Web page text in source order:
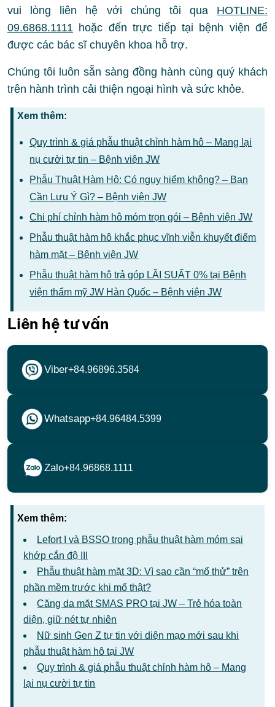
vui lòng liên hệ với chúng tôi qua HOTLINE:
09.6868.1111 hoặc đến trực tiếp tại bệnh viện để
được các bác sĩ chuyên khoa hỗ trợ.
Chúng tôi luôn sẵn sàng đồng hành cùng quý khách
trên hành trình cải thiện ngoại hình và sức khỏe.
Xem thêm:
Quy trình & giá phẫu thuật chỉnh hàm hô – Mang lại
nụ cười tự tin – Bệnh viện JW
Phẫu Thuật Hàm Hô: Có nguy hiểm không? – Bạn
Cần Lưu Ý Gì? – Bệnh viện JW
Chi phí chỉnh hàm hô móm trọn gói – Bệnh viện JW
Phẫu thuật hàm hô khắc phục vĩnh viễn khuyết điểm
hàm mặt – Bệnh viện JW
Phẫu thuật hàm hô trả góp LÃI SUẤT 0% tại Bệnh
viện thẩm mỹ JW Hàn Quốc – Bệnh viện JW
Liên hệ tư vấn
Viber+84.96896.3584
Whatsapp+84.96484.5399
Zalo+84.96868.1111
Xem thêm:
Lefort I và BSSO trong phẫu thuật hàm móm sai
khớp cắn độ III
Phẫu thuật hàm mặt 3D: Vì sao cần “mổ thử” trên
phần mềm trước khi mổ thật?
Căng da mặt SMAS PRO tại JW – Trẻ hóa toàn
diện, giữ nét tự nhiên
Nữ sinh Gen Z tự tin với diện mạo mới sau khi
phẫu thuật hàm hô tại JW
Quy trình & giá phẫu thuật chỉnh hàm hô – Mang
lại nụ cười tự tin